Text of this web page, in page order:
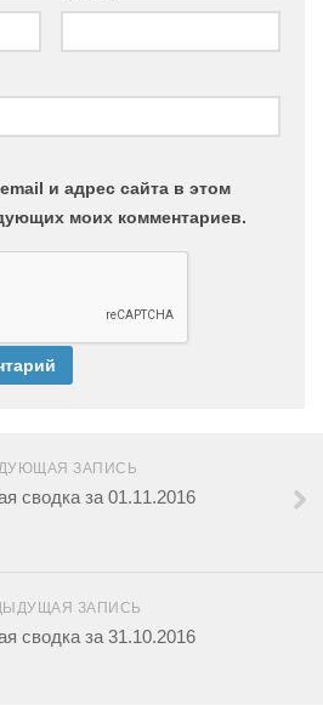
и адрес сайта в этом
моих комментариев.
ЗАПИСЬ
сводка за 01.11.2016
ЗАПИСЬ
сводка за 31.10.2016